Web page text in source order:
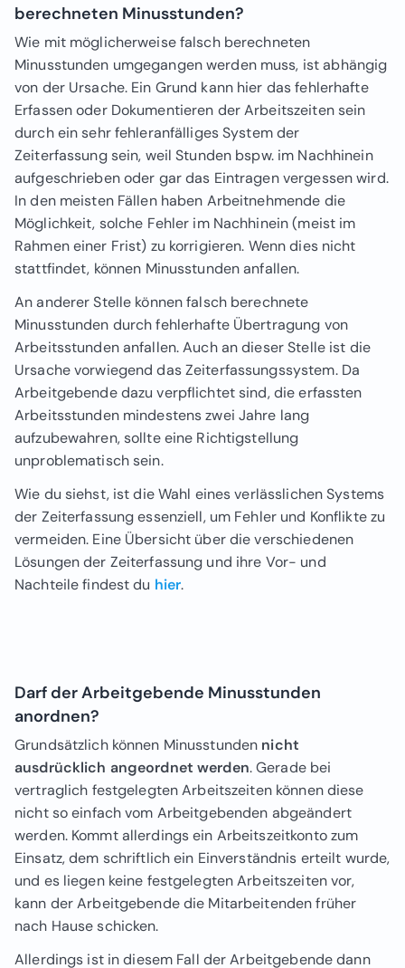
berechneten Minusstunden?
Wie mit möglicherweise falsch berechneten
Minusstunden umgegangen werden muss, ist abhängig
von der Ursache. Ein Grund kann hier das fehlerhafte
Erfassen oder Dokumentieren der Arbeitszeiten sein
durch ein sehr fehleranfälliges System der
Zeiterfassung sein, weil Stunden bspw. im Nachhinein
aufgeschrieben oder gar das Eintragen vergessen wird.
In den meisten Fällen haben Arbeitnehmende die
Möglichkeit, solche Fehler im Nachhinein (meist im
Rahmen einer Frist) zu korrigieren. Wenn dies nicht
stattfindet, können Minusstunden anfallen.
An anderer Stelle können falsch berechnete
Minusstunden durch fehlerhafte Übertragung von
Arbeitsstunden anfallen. Auch an dieser Stelle ist die
Ursache vorwiegend das Zeiterfassungssystem. Da
Arbeitgebende dazu verpflichtet sind, die erfassten
Arbeitsstunden mindestens zwei Jahre lang
aufzubewahren, sollte eine Richtigstellung
unproblematisch sein.
Wie du siehst, ist die Wahl eines verlässlichen Systems
der Zeiterfassung essenziell, um Fehler und Konflikte zu
vermeiden. Eine Übersicht über die verschiedenen
Lösungen der Zeiterfassung und ihre Vor- und
Nachteile findest du hier.
Darf der Arbeitgebende Minusstunden
anordnen?
Grundsätzlich können Minusstunden nicht
ausdrücklich angeordnet werden. Gerade bei
vertraglich festgelegten Arbeitszeiten können diese
nicht so einfach vom Arbeitgebenden abgeändert
werden. Kommt allerdings ein Arbeitszeitkonto zum
Einsatz, dem schriftlich ein Einverständnis erteilt wurde,
und es liegen keine festgelegten Arbeitszeiten vor,
kann der Arbeitgebende die Mitarbeitenden früher
nach Hause schicken.
Allerdings ist in diesem Fall der Arbeitgebende dann